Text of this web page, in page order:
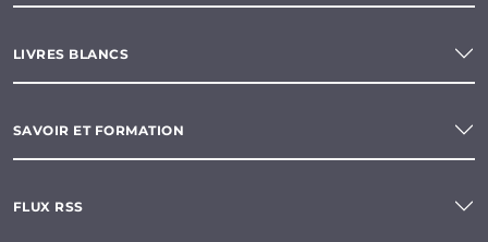
LIVRES BLANCS
SAVOIR ET FORMATION
FLUX RSS